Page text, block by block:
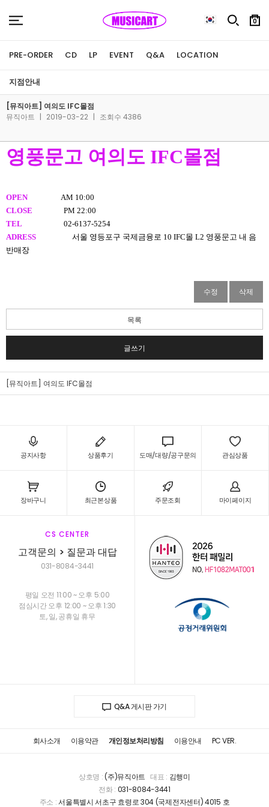
0
PRE-ORDER CD LP EVENT Q&A LOCATION
지점안내
[뮤직아트] 여의도 IFC몰점
뮤직아트 | 2019-03-22 | 조회수 4386
영풍문고 여의도 IFC몰점
OPEN
AM 10:00
CLOSE
PM 22:00
TEL
02-6137-5254
ADRESS
서울 영등포구 국제금융로 10 IFC몰 L2 영풍문고 내 음
반매장
수정 삭제
목록
글쓰기
[뮤직아트] 여의도 IFC몰점
공지사항 상품후기 도매/대량/공구문의 관심상품
장바구니 최근본상품 주문조회 마이페이지
CS CENTER
고객문의 > 질문과 대답
031-8084-3441
평일 오전 11:00 ~ 오후 5:00
점심시간 오후 12:00 ~ 오후 1:30
토, 일, 공휴일 휴무
Q&A 게시판 가기
회사소개 이용약관 개인정보처리방침 이용안내 PC VER.
상호명 :(주)뮤직아트 대표 : 김행미
전화 : 031-8084-3441
주소 :서울특별시 서초구 효령로 304 (국제전자센터) 4015 호